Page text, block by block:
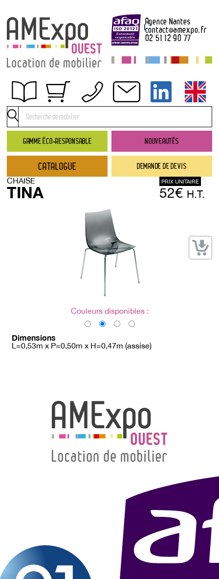
GAMME ÉCO-RESPONSABLE NOUVEAUTÉS
DEMANDE DE DEVIS
Agence Nantes
contact@amexpo.fr
02 51 12 90 77
Obtenir un devis
Conditions générales de location
Conditions de règlement
Contact
Catalogue
→ Nouveautés
→ Gamme éco-responsable
→ Noms / Références
CATALOGUE
CHAISE
TINA
PRIX UNITAIRE
52€ H.T.
Couleurs disponibles :
Dimensions
L=0,53m x P=0,50m x H=0,47m (assise)